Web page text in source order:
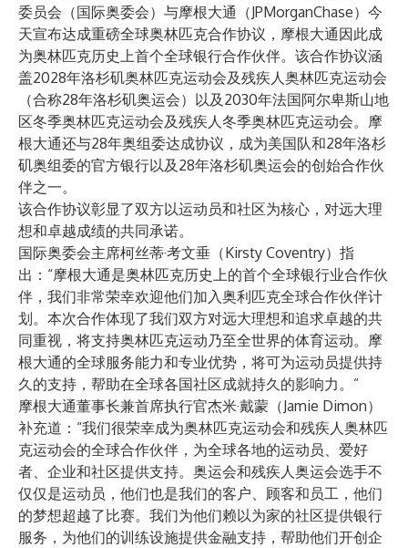
委员会（国际奥委会）与摩根大通（JPMorganChase）今
天宣布达成重磅全球奥林匹克合作协议，摩根大通因此成
为奥林匹克历史上首个全球银行合作伙伴。该合作协议涵
盖2028年洛杉矶奥林匹克运动会及残疾人奥林匹克运动会
（合称28年洛杉矶奥运会）以及2030年法国阿尔卑斯山地
区冬季奥林匹克运动会及残疾人冬季奥林匹克运动会。摩
根大通还与28年奥组委达成协议，成为美国队和28年洛杉
矶奥组委的官方银行以及28年洛杉矶奥运会的创始合作伙
伴之一。
该合作协议彰显了双方以运动员和社区为核心，对远大理
想和卓越成绩的共同承诺。
国际奥委会主席柯丝蒂·考文垂（Kirsty Coventry）指
出：“摩根大通是奥林匹克历史上的首个全球银行业合作伙
伴，我们非常荣幸欢迎他们加入奥利匹克全球合作伙伴计
划。本次合作体现了我们双方对远大理想和追求卓越的共
同重视，将支持奥林匹克运动乃至全世界的体育运动。摩
根大通的全球服务能力和专业优势，将可为运动员提供持
久的支持，帮助在全球各国社区成就持久的影响力。”
摩根大通董事长兼首席执行官杰米·戴蒙（Jamie Dimon）
补充道：“我们很荣幸成为奥林匹克运动会和残疾人奥林匹
克运动会的全球合作伙伴，为全球各地的运动员、爱好
者、企业和社区提供支持。奥运会和残疾人奥运会选手不
仅仅是运动员，他们也是我们的客户、顾客和员工，他们
的梦想超越了比赛。我们为他们赖以为家的社区提供银行
服务，为他们的训练设施提供金融支持，帮助他们开创企